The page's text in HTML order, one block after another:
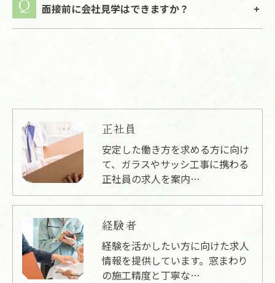
面接前に会社見学はできますか？
正社員
安定した働き方を求める方に向け
て、ガラスやサッシ工事に携わる
正社員の求人を案内…
経験者
経験を活かしたい方に向けた求人
情報を提供しています。窓まわり
の施工精度と丁寧な…